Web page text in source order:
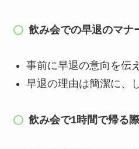
飲み会での早退のマナ
事前に早退の意向を伝
早退の理由は簡潔に、
飲み会で1時間で帰る